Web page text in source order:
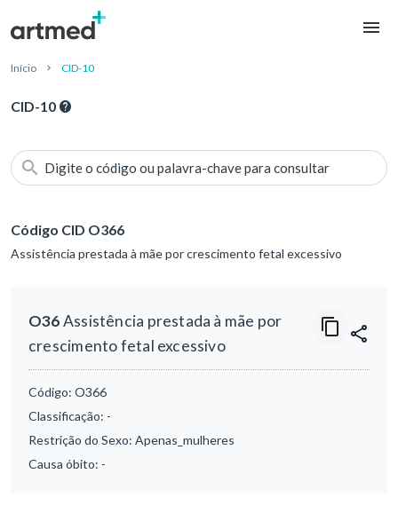
Início CID-10
CID-10
Digite o código ou palavra-chave para consultar
Código CID O366
Assistência prestada à mãe por crescimento fetal excessivo
O36Assistência prestada à mãe por
crescimento fetal excessivo
Código: O366
Classificação: -
Restrição do Sexo: Apenas_mulheres
Causa óbito: -